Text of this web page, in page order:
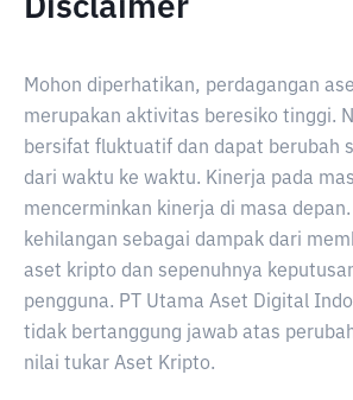
Disclaimer
Mohon diperhatikan, perdagangan
merupakan aktivitas beresiko tinggi.
bersifat fluktuatif dan dapat berubah
dari waktu ke waktu. Kinerja pada
mencerminkan kinerja di masa
kehilangan sebagai dampak dari
aset kripto dan sepenuhnya
pengguna. PT Utama Aset Digital
tidak bertanggung jawab atas
nilai tukar Aset Kripto.